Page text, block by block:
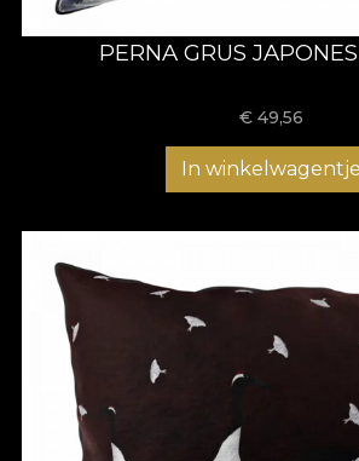
PERNA GRUS
€ 49,56
In winkelwagentje